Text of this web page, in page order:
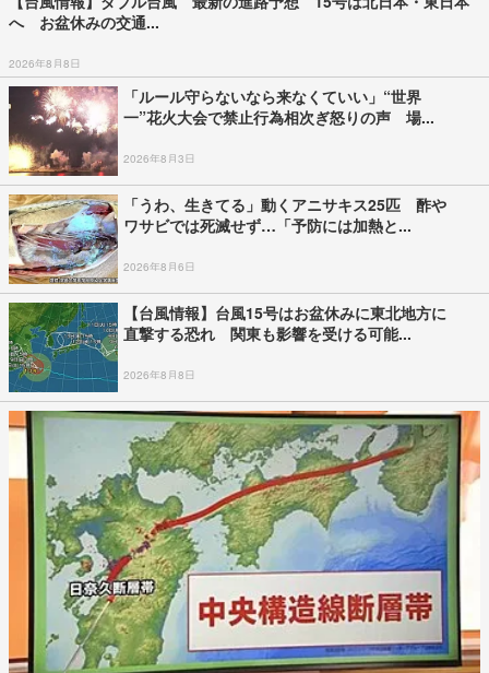
へ お盆休みの交通...
2026年8月8日
「ルール守らないなら来なくていい」“世界
一”花火大会で禁止行為相次ぎ怒りの声 場...
2026年8月3日
「うわ、生きてる」動くアニサキス25匹 酢や
ワサビでは死滅せず…「予防には加熱と...
2026年8月6日
【台風情報】台風15号はお盆休みに東北地方に
直撃する恐れ 関東も影響を受ける可能...
2026年8月8日